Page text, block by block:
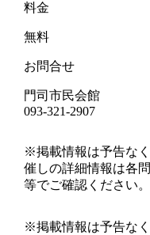
料金
無料
お問合せ
門司市民会館
093-321-2907
※掲載情報は予告な
催しの詳細情報は各
等でご確認ください。
※掲載情報は予告な